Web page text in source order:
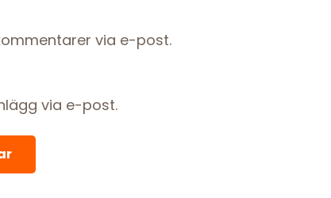
via e-post.
via e-post.